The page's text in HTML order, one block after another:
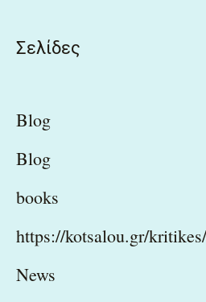
Σελίδες
Blog
Blog
books
https://kotsalou.gr/kritikes/
News